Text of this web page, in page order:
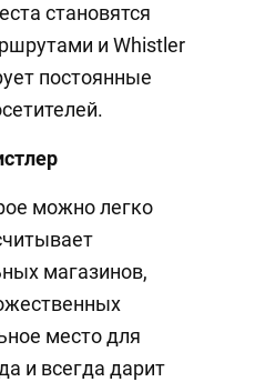
становятся
и Whistler
постоянные
можно легко
магазинов,
место для
и всегда дарит